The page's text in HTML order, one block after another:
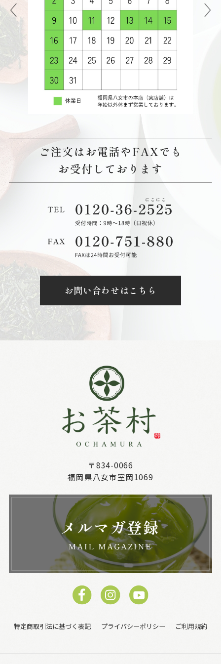
お問い合わせはこちら
〒834-0066
福岡県八女市室岡1069
特定商取引法に基づく表記 プライバシーポリシー ご利用規約